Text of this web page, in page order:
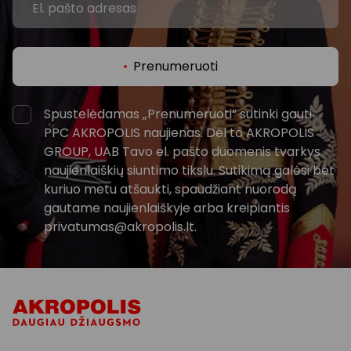
Prenumeruoti
Spustelėdamas „Prenumeruoti“ sutinki gauti
PPC AKROPOLIS naujienas. Dėl to AKROPOLIS
GROUP, UAB Tavo el. pašto duomenis tvarkys
naujienlaiškių siuntimo tikslu. Sutikimą galėsi bet
kuriuo metu atšaukti, spaudžiant nuorodą
gautame naujienlaiškyje arba kreipiantis
privatumas@akropolis.lt.